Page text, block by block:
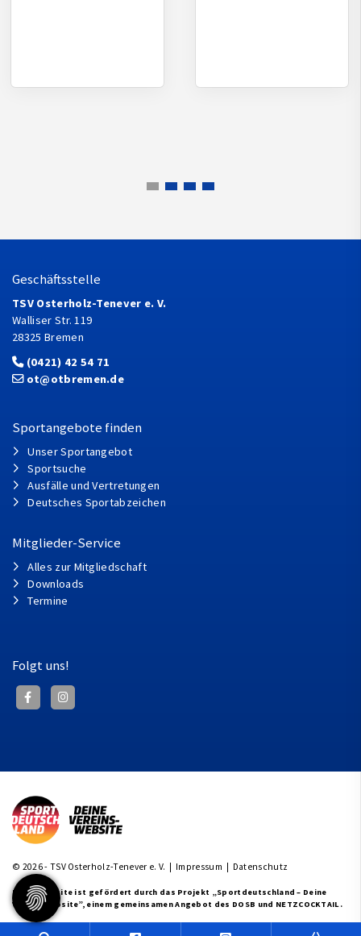
Geschäftsstelle
TSV Osterholz-Tenever e. V.
Walliser Str. 119
28325 Bremen
(0421) 42 54 71
ot@otbremen.de
Sportangebote finden
Unser Sportangebot
Sportsuche
Ausfälle und Vertretungen
Deutsches Sportabzeichen
Mitglieder-Service
Alles zur Mitgliedschaft
Downloads
Termine
Folgt uns!
© 2026 - TSV Osterholz-Tenever e. V. | Impressum Datenschutz
Diese Website ist gefördert durch das Projekt „Sportdeutschland – Deine
Vereinswebsite”, einem gemeinsamen Angebot des DOSB und NETZCOCKTAIL.